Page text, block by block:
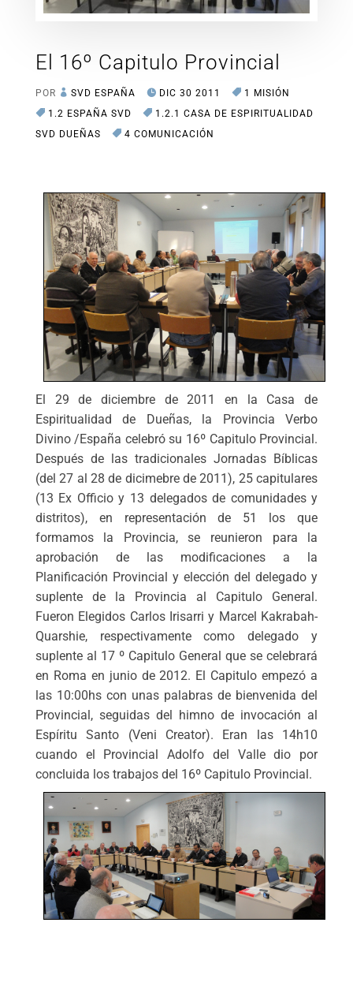
El 16º Capitulo Provincial
POR SVD ESPAÑA DIC 30 2011
1 MISIÓN
1.2 ESPAÑA SVD
1.2.1 CASA DE ESPIRITUALIDAD
SVD DUEÑAS
4 COMUNICACIÓN
El 29 de diciembre de 2011 en la Casa de
Espiritualidad de Dueñas, la Provincia Verbo
Divino /España celebró su 16º Capitulo Provincial.
Después de las tradicionales Jornadas Bíblicas
(del 27 al 28 de dicimebre de 2011), 25 capitulares
(13 Ex Officio y 13 delegados de comunidades y
distritos), en representación de 51 los que
formamos la Provincia, se reunieron para la
aprobación de las modificaciones a la
Planificación Provincial y elección del delegado y
suplente de la Provincia al Capitulo General.
Fueron Elegidos Carlos Irisarri y Marcel Kakrabah-
Quarshie, respectivamente como delegado y
suplente al 17 º Capitulo General que se celebrará
en Roma en junio de 2012. El Capitulo empezó a
las 10:00hs con unas palabras de bienvenida del
Provincial, seguidas del himno de invocación al
Espíritu Santo (Veni Creator). Eran las 14h10
cuando el Provincial Adolfo del Valle dio por
concluida los trabajos del 16º Capitulo Provincial.